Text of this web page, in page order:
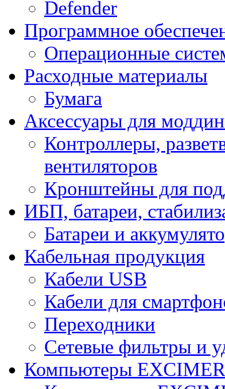
Defender
Программное
Операционные
Расходные материалы
Бумага
Аксессуары для
Контроллеры,
вентиляторов
Кронштейны для
ИБП, батареи,
Батареи и
Кабельная продукция
Кабели USB
Кабели для
Переходники
Сетевые фильтры и
Компьютеры